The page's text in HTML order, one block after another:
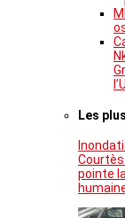
Les
pointe